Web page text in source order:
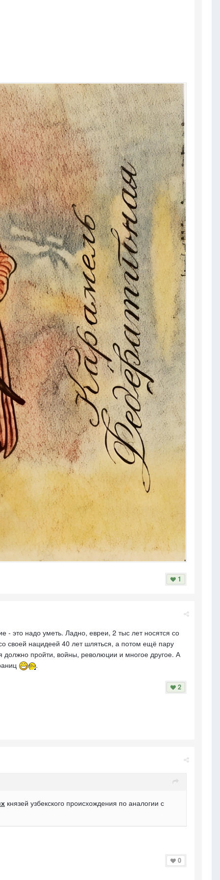
1
- это надо уметь. Ладно, евреи, 2 тыс лет носятся со
своей нацидеей 40 лет шляться, а потом ещё пару
должно пройти, войны, революции и многое другое. А
.
2
князей узбекского происхождения по аналогии с
0